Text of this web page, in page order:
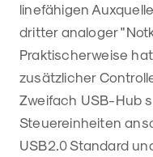
linefähigen
dritter analoger
Praktischerweise
zusätzlicher
Zweifach USB-Hub
Steuereinheiten
USB2.0 Standard